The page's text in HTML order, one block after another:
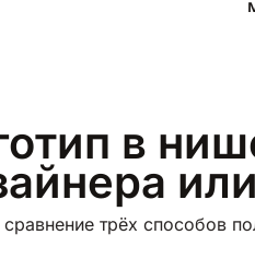
в
трёх способов